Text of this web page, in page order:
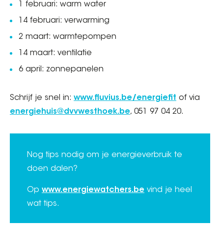
1 februari: warm water
14 februari: verwarming
2 maart: warmtepompen
14 maart: ventilatie
6 april: zonnepanelen
Schrijf je snel in: www.fluvius.be/energiefit of via
energiehuis@dvvwesthoek.be, 051 97 04 20.
Nog tips nodig om je energieverbruik te
doen dalen?
Op www.energiewatchers.be vind je heel
wat tips.